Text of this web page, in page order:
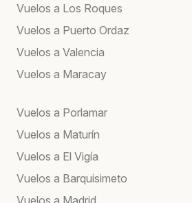
Vuelos a Los Roques
Vuelos a Puerto Ordaz
Vuelos a Valencia
Vuelos a Maracay
Vuelos a Porlamar
Vuelos a Maturín
Vuelos a El Vigía
Vuelos a Barquisimeto
Vuelos a Madrid